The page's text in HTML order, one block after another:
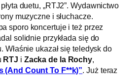
duetu, „RTJ2”. Wydawnictwo
muzyczne i słuchacze.
sporo koncertuje i też przez
solidnie przykłada się do
Właśnie ukazał się teledysk do
RTJ i Zacka de la Rochy,
(And Count To F**k)”. Już teraz